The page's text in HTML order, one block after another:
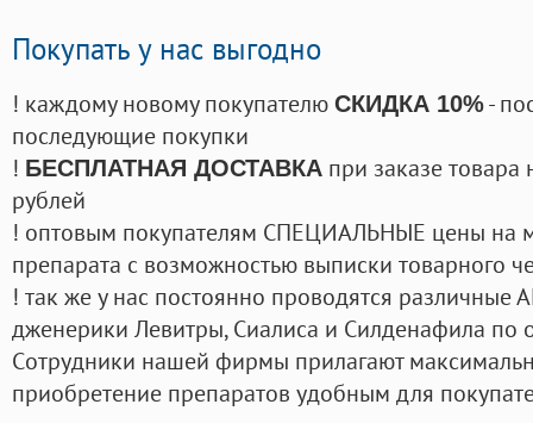
Покупать у нас выгодно
! каждому новому покупателю СКИДКА 10%-
последующие покупки
! БЕСПЛАТНАЯ ДОСТАВКА при заказе
рублей
! оптовым покупателям СПЕЦИАЛЬНЫЕ цены на
препарата с возможностью выписки товарного
! так же у нас постоянно проводятся
дженерики Левитры, Сиалиса и Силденафила по
Cотрудники нашей фирмы прилагают
приобретение препаратов удобным для